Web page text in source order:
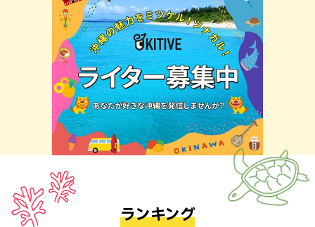
ランキング